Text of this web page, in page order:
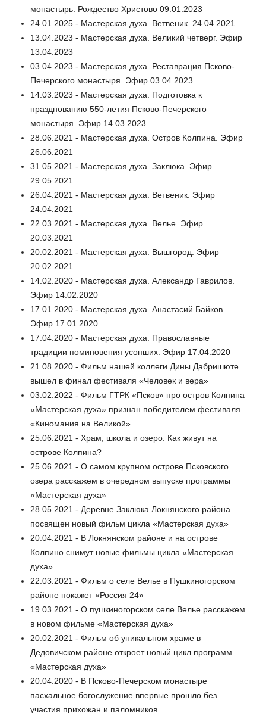
монастырь. Рождество Христово 09.01.2023
24.01.2025 - Мастерская духа. Ветвеник. 24.04.2021
13.04.2023 - Мастерская духа. Великий четверг. Эфир
13.04.2023
03.04.2023 - Мастерская духа. Реставрация Псково-
Печерского монастыря. Эфир 03.04.2023
14.03.2023 - Мастерская духа. Подготовка к
празднованию 550-летия Псково-Печерского
монастыря. Эфир 14.03.2023
28.06.2021 - Мастерская духа. Остров Колпина. Эфир
26.06.2021
31.05.2021 - Мастерская духа. Заклюка. Эфир
29.05.2021
26.04.2021 - Мастерская духа. Ветвеник. Эфир
24.04.2021
22.03.2021 - Мастерская духа. Велье. Эфир
20.03.2021
20.02.2021 - Мастерская духа. Вышгород. Эфир
20.02.2021
14.02.2020 - Мастерская духа. Александр Гаврилов.
Эфир 14.02.2020
17.01.2020 - Мастерская духа. Анастасий Байков.
Эфир 17.01.2020
17.04.2020 - Мастерская духа. Православные
традиции поминовения усопших. Эфир 17.04.2020
21.08.2020 - Фильм нашей коллеги Дины Дабришюте
вышел в финал фестиваля «Человек и вера»
03.02.2022 - Фильм ГТРК «Псков» про остров Колпина
«Мастерская духа» признан победителем фестиваля
«Киномания на Великой»
25.06.2021 - Храм, школа и озеро. Как живут на
острове Колпина?
25.06.2021 - О самом крупном острове Псковского
озера расскажем в очередном выпуске программы
«Мастерская духа»
28.05.2021 - Деревне Заклюка Локнянского района
посвящен новый фильм цикла «Мастерская духа»
20.04.2021 - В Локнянском районе и на острове
Колпино снимут новые фильмы цикла «Мастерская
духа»
22.03.2021 - Фильм о селе Велье в Пушкиногорском
районе покажет «Россия 24»
19.03.2021 - О пушкиногорском селе Велье расскажем
в новом фильме «Мастерская духа»
20.02.2021 - Фильм об уникальном храме в
Дедовичском районе откроет новый цикл программ
«Мастерская духа»
20.04.2020 - В Псково-Печерском монастыре
пасхальное богослужение впервые прошло без
участия прихожан и паломников